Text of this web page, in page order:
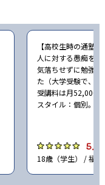
【高校生時の通塾
人に対する愚痴を
気落ちせずに勉強
た（大学受験で、
受講料は月52,000
スタイル：個別。
5.0
18歳（学生） / 福岡